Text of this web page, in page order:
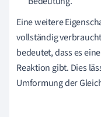
Eine weitere
vollständig
bedeutet, dass es
Reaktion gibt. Dies
Umformung der